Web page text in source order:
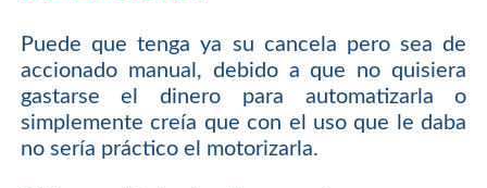
Puede que tenga ya su cancela pero sea de
accionado manual, debido a que no quisiera
gastarse el dinero para automatizarla o
simplemente creía que con el uso que le daba
no sería práctico el motorizarla.